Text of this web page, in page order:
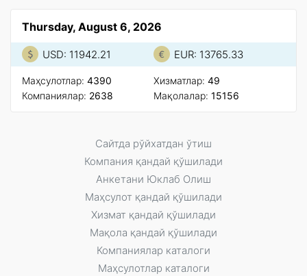
Thursday, August 6, 2026
USD: 11942.21 EUR: 13765.33
Маҳсулотлар: 4390
Компаниялар: 2638
Xизматлар: 49
Мақолалар: 15156
Сайтда рўйxатдан ўтиш
Компания қандай қўшилади
Анкетани Юклаб Олиш
Маҳсулот қандай қўшилади
Xизмат қандай қўшилади
Мақола қандай қўшилади
Компаниялар каталоги
Маҳсулотлар каталоги